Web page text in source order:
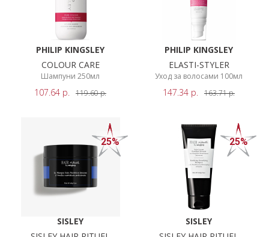
PHILIP KINGSLEY
COLOUR CARE
Шампуни 250мл
107.64 р. 119.60р.
PHILIP KINGSLEY
ELASTI-STYLER
Уход за волосами 100мл
147.34 р. 163.71р.
25%
SISLEY
25%
SISLEY